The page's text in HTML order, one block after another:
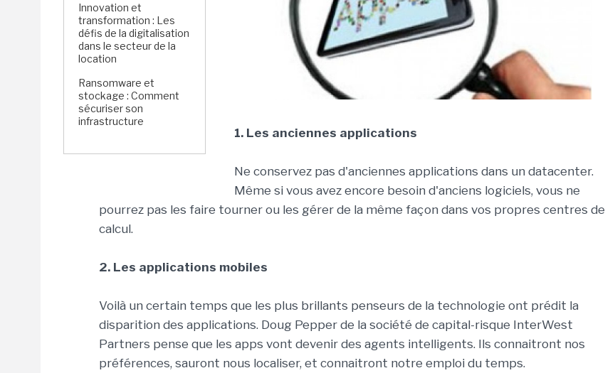
Innovation et
transformation : Les
défis de la digitalisation
dans le secteur de la
location
Ransomware et
stockage : Comment
sécuriser son
infrastructure
1. Les anciennes applications
Ne conservez pas d'anciennes applications dans un datacenter.
Même si vous avez encore besoin d'anciens logiciels, vous ne
pourrez pas les faire tourner ou les gérer de la même façon dans vos propres centres de
calcul.
2. Les applications mobiles
Voilà un certain temps que les plus brillants penseurs de la technologie ont prédit la
disparition des applications. Doug Pepper de la société de capital-risque InterWest
Partners pense que les apps vont devenir des agents intelligents. Ils connaitront nos
préférences, sauront nous localiser, et connaitront notre emploi du temps.